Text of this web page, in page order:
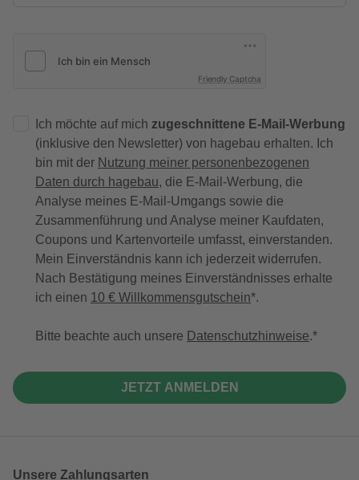
Friendly Captcha
Ich möchte auf mich zugeschnittene E-Mail-Werbung
(inklusive den Newsletter) von hagebau erhalten. Ich
bin mit der Nutzung meiner personenbezogenen
Daten durch hagebau, die E-Mail-Werbung, die
Analyse meines E-Mail-Umgangs sowie die
Zusammenführung und Analyse meiner Kaufdaten,
Coupons und Kartenvorteile umfasst, einverstanden.
Mein Einverständnis kann ich jederzeit widerrufen.
Nach Bestätigung meines Einverständnisses erhalte
ich einen 10 € Willkommensgutschein*.
Bitte beachte auch unsere Datenschutzhinweise.
JETZT ANMELDEN
Unsere Zahlungsarten